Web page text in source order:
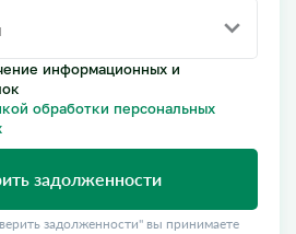
информационных и
обработки персональных
задолженности
задолженности" вы принимаете